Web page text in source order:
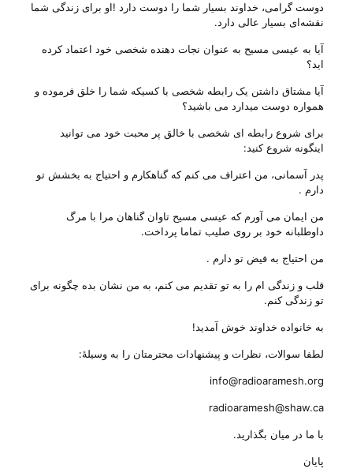
دوست گرامی، خداوند بسیار شما را دوست دارد !او برای زندگی شما
نقشه‌ای بسیار عالی دارد.
آیا به عیسی مسیح به عنوان نجات دهنده شخصی خود اعتماد کرده
اید؟
آیا مشتاق داشتن یک رابطه شخصی با کسیکه شما را خلق فرموده و
همواره دوست میدارد می باشید؟
برای شروع رابطه ای شخصی با خالق پر محبت خود می توانید
اینگونه شروع کنید:
پدر آسمانی، من اعتراف می کنم که گناهکارم و احتیاج به بخشش تو
دارم .
من ایمان می آورم که عیسی مسیح تاوان گناهان مرا با مرگ
داوطلبانه خود بر روی صلیب تماما پرداخت.
من احتیاج به فیض تو دارم .
قلب و زندگی ام را به تو تقدیم می کنم، به من نشان بده چگونه برای
تو زندگی کنم.
به خانواده خداوند خوش آمدید!
لطفا سوالات، نظرات و پیشنهادات محترمتان را به وسیلهٔ:
info@radioaramesh.org
radioaramesh@shaw.ca
با ما در میان بگذارید.
پایان